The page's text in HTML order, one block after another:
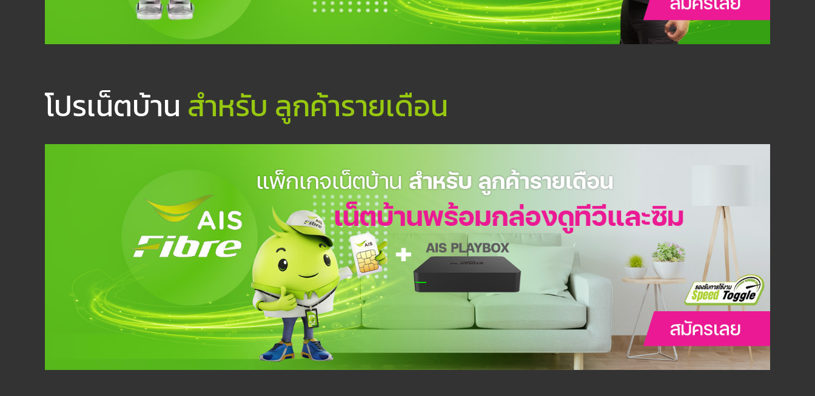
โปรเน็ตบ้าน สำหรับ ลูกค้ารายเดือน